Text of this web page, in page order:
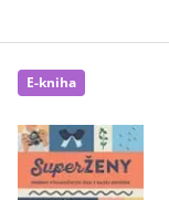
E-kniha